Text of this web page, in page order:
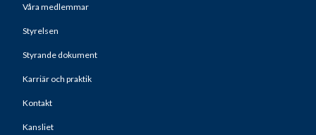
Våra medlemmar
Styrelsen
Styrande dokument
Karriär och praktik
Kontakt
Kansliet